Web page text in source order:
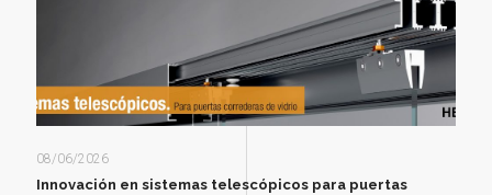
08/06/2026
Innovación en sistemas telescópicos para puertas